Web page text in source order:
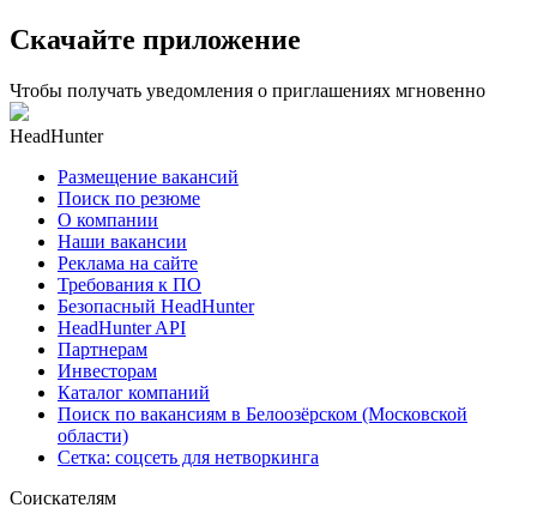
Скачайте приложение
Чтобы получать уведомления о приглашениях мгновенно
HeadHunter
Размещение вакансий
Поиск по резюме
О компании
Наши вакансии
Реклама на сайте
Требования к ПО
Безопасный HeadHunter
HeadHunter API
Партнерам
Инвесторам
Каталог компаний
Поиск по вакансиям в Белоозёрском (Московской
области)
Сетка: соцсеть для нетворкинга
Соискателям